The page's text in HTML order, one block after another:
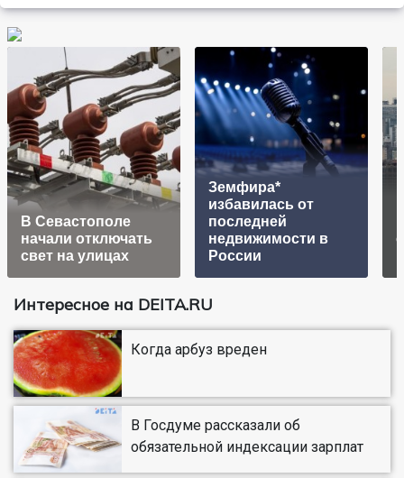
В Севастополе
начали отключать
свет на улицах
Земфира*
избавилась от
последней
недвижимости в
России
Интересное на DEITA.RU
Когда арбуз вреден
В Госдуме рассказали об
обязательной индексации зарплат